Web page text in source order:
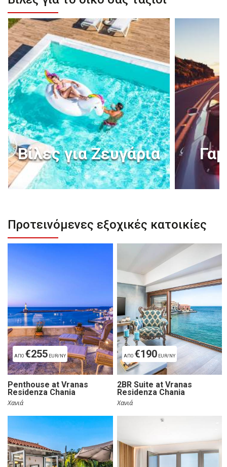
Βίλες για Ζευγάρια
Προτεινόμενες εξοχικές κατοικίες
ΑΠΟ €255 EUR/ΝΥ
Penthouse at Vranas
Residenza Chania
Χανιά
ΑΠΟ €190EUR/ΝΥ
2BR Suite at Vranas
Residenza Chania
Χανιά